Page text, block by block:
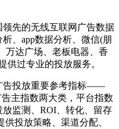
先的无线互联网广告数据
、app数据分析、微信(朋
万达广场、老板电器、香
供过专业的投放服务。
投放重要参考指标——
主指数两大类，平台指数
监测、ROI、转化、留存
投放策略、渠道分配、